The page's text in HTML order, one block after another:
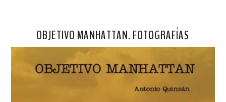
OBJETIVO MANHATTAN. FOTOGRAFÍAS